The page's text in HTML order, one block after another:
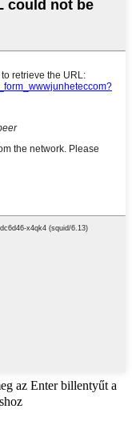
az Enter billentyűt a